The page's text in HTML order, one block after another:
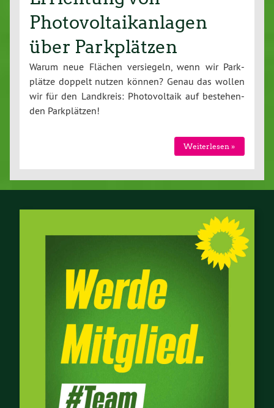
Photovoltaikanlagen
über Parkplätzen
Warum neue Flächen ver­sie­geln, wenn wir Park­
plät­ze doppelt nutzen können? Genau das wollen
wir für den Landkreis: Pho­to­vol­ta­ik auf be­ste­hen­
den Park­plät­zen!
Wei­ter­le­sen »